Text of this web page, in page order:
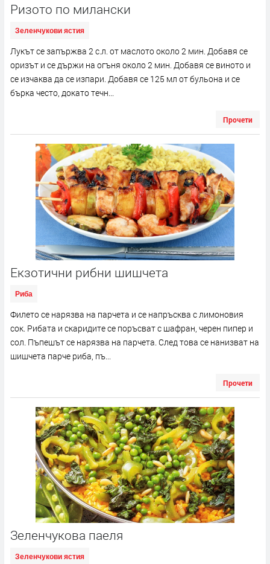
Ризото по милански
Зеленчукови ястия
Лукът се запържва 2 с.л. от маслото около 2 мин. Добавя се
оризът и се държи на огъня около 2 мин. Добавя се виното и
се изчаква да се изпари. Добавя се 125 мл от бульона и се
бърка често, докато течн...
Прочети
Екзотични рибни шишчета
Риба
Филето се нарязва на парчета и се напръсква с лимоновия
сок. Рибата и скаридите се поръсват с шафран, черен пипер и
сол. Пъпешът се нарязва на парчета. След това се нанизват на
шишчета парче риба, пъ...
Прочети
Зеленчукова паеля
Зеленчукови ястия